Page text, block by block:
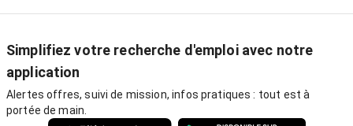
Simplifiez votre recherche d'emploi avec notre
application
Alertes offres, suivi de mission, infos pratiques : tout est à
portée de main.